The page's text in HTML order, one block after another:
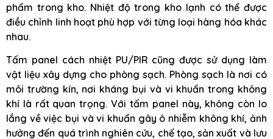
phẩm trong kho. Nhiệt độ trong kho lạnh có thể được
điều chỉnh linh hoạt phù hợp với từng loại hàng hóa khác
nhau.
Tấm panel cách nhiệt PU/PIR cũng được sử dụng làm
vật liệu xây dựng cho phòng sạch. Phòng sạch là nơi có
môi trường kín, nơi kháng bụi và vi khuẩn trong không
khí là rất quan trọng. Với tấm panel này, không còn lo
lắng về việc bụi và vi khuẩn gây ô nhiễm không khí, ảnh
hưởng đến quá trình nghiên cứu, chế tạo, sản xuất và lưu